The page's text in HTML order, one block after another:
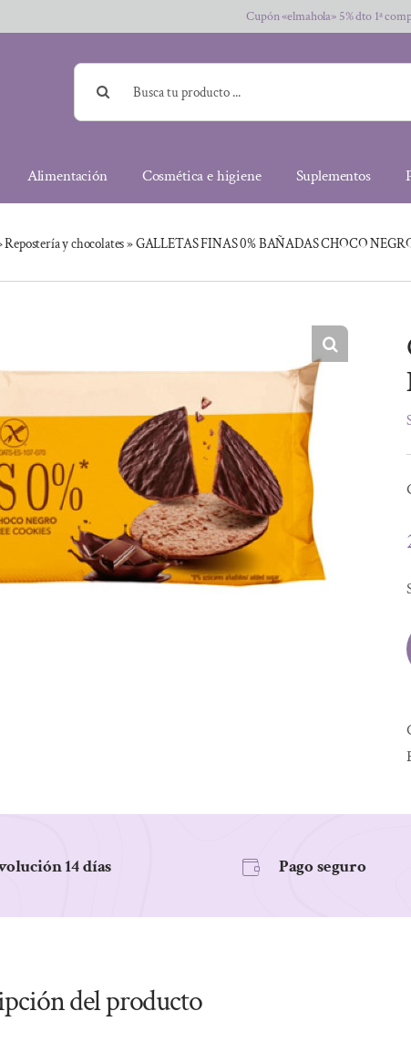
Cupón «elmahola» 5% dto 1ª
Buscar:
Alimentación Cosmética e higiene Suplementos
Repostería y chocolates»GALLETAS FINAS 0% BAÑADAS CHOCO
14 días Pago seguro
del producto